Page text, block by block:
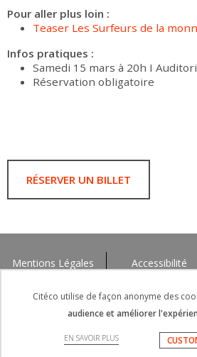
Pour aller plus loin :
Teaser Les Surfeurs de la
Infos pratiques :
Samedi 15 mars à 20h I
Réservation obligatoire
RÉSERVER UN BILLET
Mentions Légales Accessibilité
Citéco utilise de façon anonyme des
audience et améliorer
EN SAVOIR PLUS